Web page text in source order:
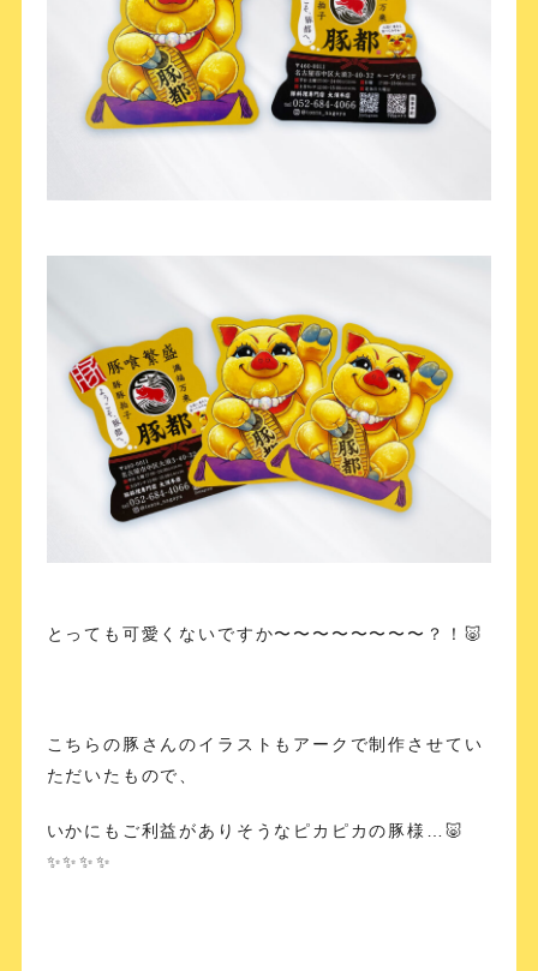
とっても可愛くないですか〜〜〜〜〜〜〜〜？！🐷
こちらの豚さんのイラストもアークで制作させてい
ただいたもので、
いかにもご利益がありそうなピカピカの豚様…🐷
✨✨✨✨